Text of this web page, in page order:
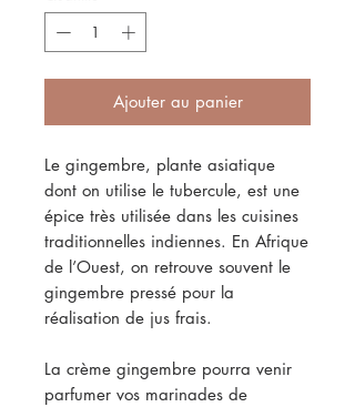
Ajouter au panier
Le gingembre, plante asiatique
dont on utilise le tubercule, est une
épice très utilisée dans les cuisines
traditionnelles indiennes. En Afrique
de l’Ouest, on retrouve souvent le
gingembre pressé pour la
réalisation de jus frais.
La crème gingembre pourra venir
parfumer vos marinades de